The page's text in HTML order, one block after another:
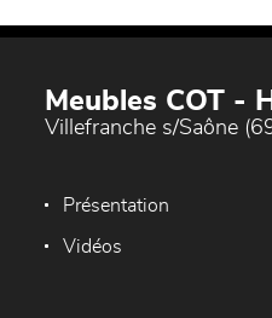
Meubles COT -
Villefranche s/Saône
Présentation
Vidéos